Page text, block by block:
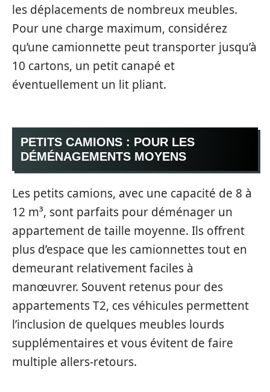
les déplacements de nombreux meubles.
Pour une charge maximum, considérez
qu’une camionnette peut transporter jusqu’à
10 cartons, un petit canapé et
éventuellement un lit pliant.
PETITS CAMIONS : POUR LES
DÉMÉNAGEMENTS MOYENS
Les petits camions, avec une capacité de 8 à
12 m³, sont parfaits pour déménager un
appartement de taille moyenne. Ils offrent
plus d’espace que les camionnettes tout en
demeurant relativement faciles à
manœuvrer. Souvent retenus pour des
appartements T2, ces véhicules permettent
l’inclusion de quelques meubles lourds
supplémentaires et vous évitent de faire
multiple allers-retours.